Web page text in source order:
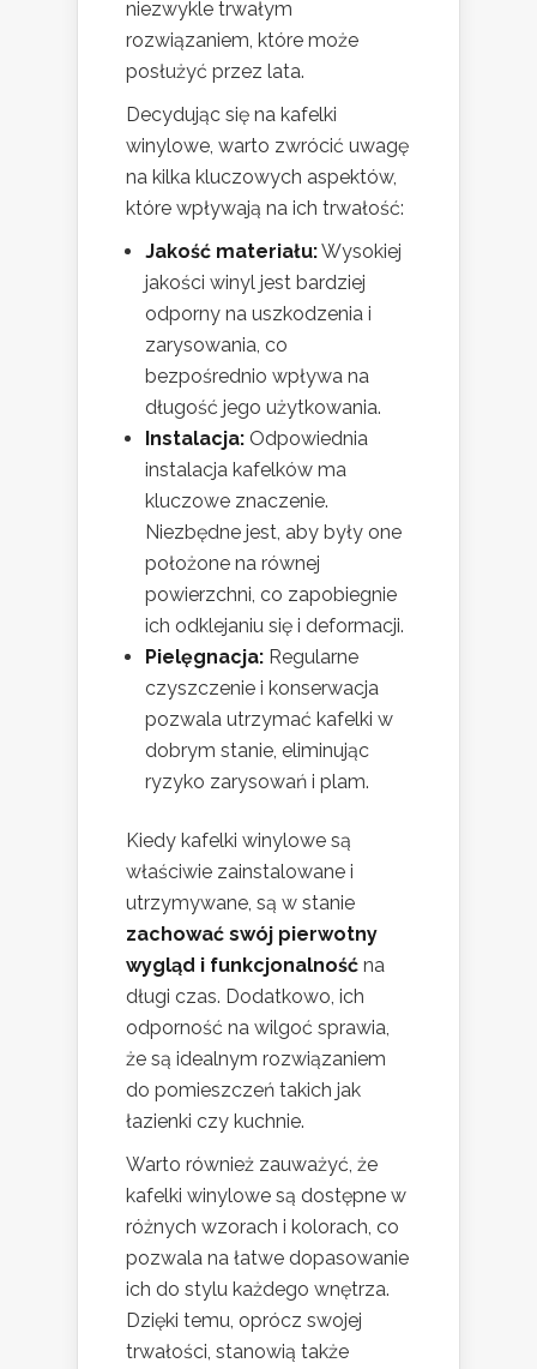
niezwykle trwałym
rozwiązaniem, które może
posłużyć przez lata.
Decydując się na kafelki
winylowe, warto zwrócić uwagę
na kilka kluczowych aspektów,
które wpływają na ich trwałość:
Jakość materiału:Wysokiej
jakości winyl jest bardziej
odporny na uszkodzenia i
zarysowania, co
bezpośrednio wpływa na
długość jego użytkowania.
Instalacja: Odpowiednia
instalacja kafelków ma
kluczowe znaczenie.
Niezbędne jest, aby były one
położone na równej
powierzchni, co zapobiegnie
ich odklejaniu się i deformacji.
Pielęgnacja: Regularne
czyszczenie i konserwacja
pozwala utrzymać kafelki w
dobrym stanie, eliminując
ryzyko zarysowań i plam.
Kiedy kafelki winylowe są
właściwie zainstalowane i
utrzymywane, są w stanie
zachować swój pierwotny
wygląd i funkcjonalność na
długi czas. Dodatkowo, ich
odporność na wilgoć sprawia,
że są idealnym rozwiązaniem
do pomieszczeń takich jak
łazienki czy kuchnie.
Warto również zauważyć, że
kafelki winylowe są dostępne w
różnych wzorach i kolorach, co
pozwala na łatwe dopasowanie
ich do stylu każdego wnętrza.
Dzięki temu, oprócz swojej
trwałości, stanowią także